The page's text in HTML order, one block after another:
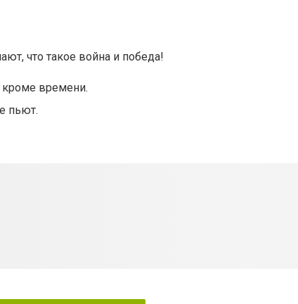
что такое война и победа!
кроме времени.
пьют.